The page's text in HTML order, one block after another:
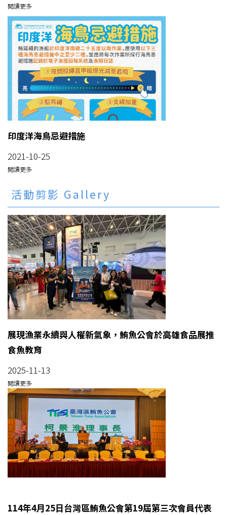
閱讀更多
印度洋海鳥忌避措施
2021-10-25
閱讀更多
活動剪影 Gallery
展現漁業永續與人權新氣象，鮪魚公會於高雄食品展推
食魚教育
2025-11-13
閱讀更多
114年4月25日台灣區鮪魚公會第19屆第三次會員代表